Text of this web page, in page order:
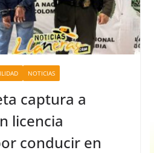
NOTICIAS
captura a
licencia
conducir en